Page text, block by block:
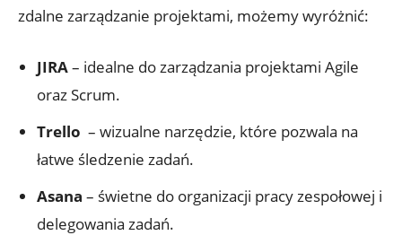
zdalne zarządzanie projektami, ​możemy wyróżnić:
JIRA– idealne do zarządzania projektami Agile⁤
oraz Scrum.
Trello ‍ – wizualne narzędzie, które pozwala na
łatwe⁣ śledzenie zadań.
Asana – świetne do organizacji pracy zespołowej i
delegowania zadań.